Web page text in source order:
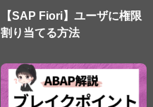
【SAP Fiori】ユーザに権限
割り当てる方法